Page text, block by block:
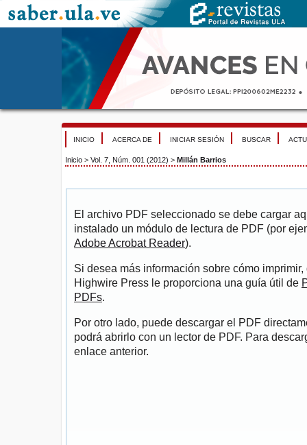
INICIO ACERCA DE INICIAR SESIÓN BUSCAR
Inicio > Vol. 7, Núm. 001 (2012) > Millán Barrios
El archivo PDF seleccionado se debe cargar
instalado un módulo de lectura de PDF (por
Adobe Acrobat Reader).
Si desea más información sobre cómo
Highwire Press le proporciona una guía útil de
PDFs.
Por otro lado, puede descargar el PDF
podrá abrirlo con un lector de PDF. Para
enlace anterior.